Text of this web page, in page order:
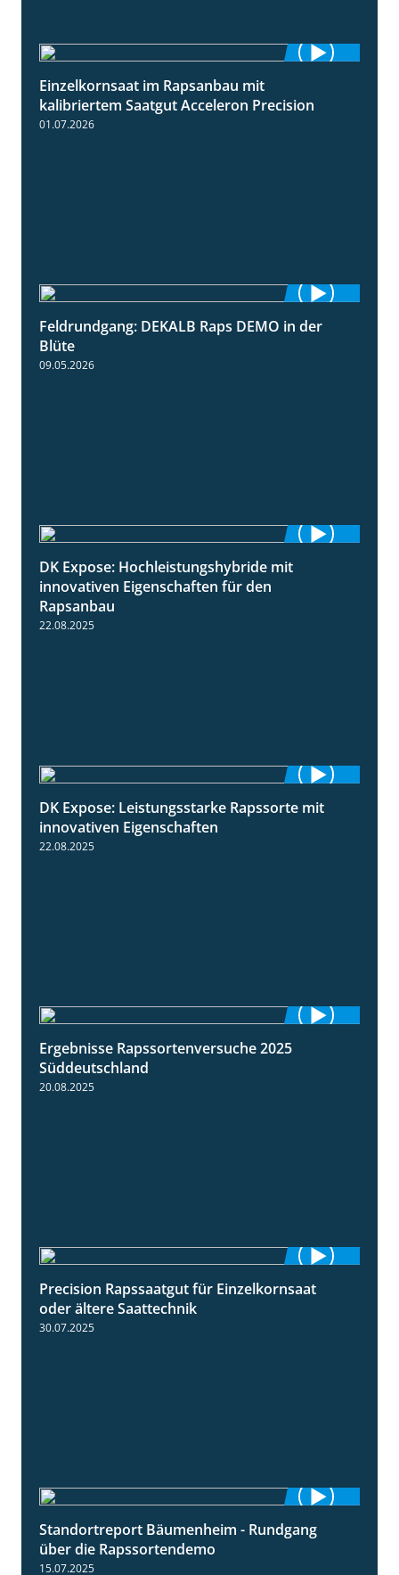
Einzelkornsaat im Rapsanbau mit
kalibriertem Saatgut Acceleron Precision
01.07.2026
2:37
Feldrundgang: DEKALB Raps DEMO in der
Blüte
09.05.2026
DK Expose: Hochleistungshybride mit
innovativen Eigenschaften für den
Rapsanbau
22.08.2025
2:28
DK Expose: Leistungsstarke Rapssorte mit
innovativen Eigenschaften
22.08.2025
Ergebnisse Rapssortenversuche 2025
Süddeutschland
20.08.2025
2:05
Precision Rapssaatgut für Einzelkornsaat
oder ältere Saattechnik
30.07.2025
6:03
Standortreport Bäumenheim - Rundgang
über die Rapssortendemo
15.07.2025